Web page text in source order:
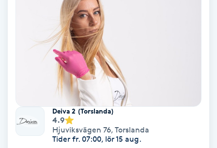
IPL hårborttagning
IR-massage
Japansk massage
Deiva 2 (Torslanda)
4.9
Hjuviksvägen 76, Torslanda
Tider fr. 07:00, lör 15 aug.